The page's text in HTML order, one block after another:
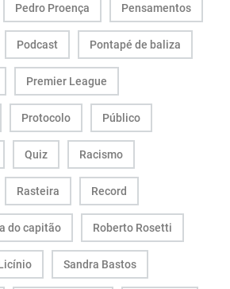
Pedro Proença Pensamentos
Podcast Pontapé de baliza
Premier League
Protocolo Público
Quiz Racismo
Rasteira Record
do capitão Roberto Rosetti
Sandra Bastos